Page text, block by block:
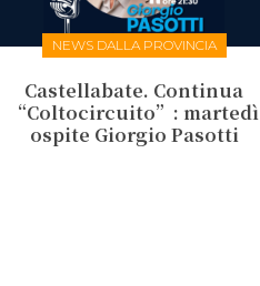
NEWS DALLA PROVINCIA
Castellabate. Continua
“Coltocircuito”: martedì
ospite Giorgio Pasotti